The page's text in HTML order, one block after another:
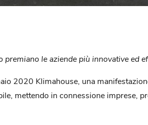
le aziende più innovative ed
2020 Klimahouse, una
mettendo in connessione imprese,